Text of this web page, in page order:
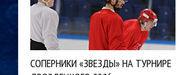
СОПЕРНИКИ «ЗВЕЗДЫ» НА ТУРНИРЕ